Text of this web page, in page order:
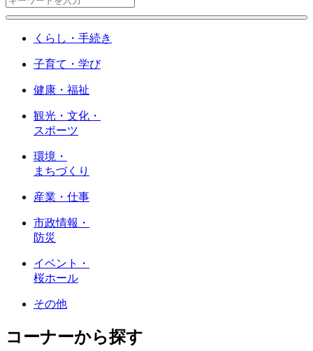
くらし・手続き
子育て・学び
健康・福祉
観光・文化・
スポーツ
環境・
まちづくり
産業・仕事
市政情報・
防災
イベント・
桜ホール
その他
コーナーから探す